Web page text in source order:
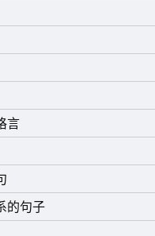
一颗顽石靠在你心里哭
不爱了，只是心累了。
言
的句子